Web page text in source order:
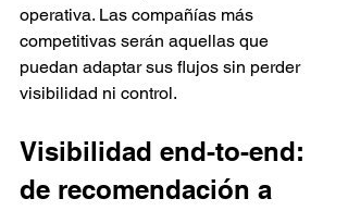
operativa. Las compañías más
competitivas serán aquellas que
puedan adaptar sus flujos sin perder
visibilidad ni control.
Visibilidad end-to-end:
de recomendación a